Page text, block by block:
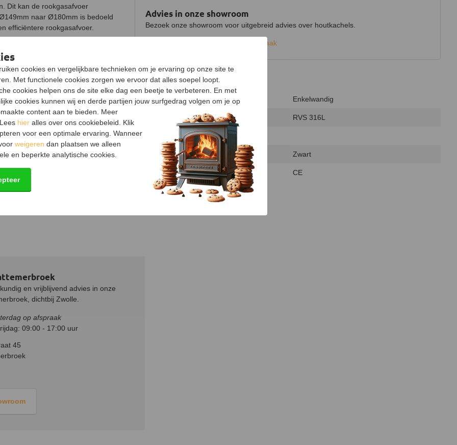
Dit kan de rookgasafvoer
naar Ø180mm is bedoeld
efficiëntere rookgasafvoer.
van 150 mm over de
van 180 mm past over de
dat alle verbindingen goed
Advies in onze showroom
Bezoek onze showroom voor uitgebreid advies over houtkachels.
Bekijk showroom en maak een afspraak
Specificaties
Uitvoering
Enkelwandig
RVS 316L
Verjonging
Zwart
Keurmerk CE
en vrijblijvend advies in onze
dichtbij Zwolle.
op afspraak
09:00 - 17:00 uur
45
cookies en vergelijkbare technieken om je ervaring op onze site te
Met functionele cookies zorgen we ervoor dat alles soepel loopt.
cookies helpen ons de site elke dag een beetje te verbeteren. En met
cookies kunnen wij en derde partijen jouw surfgedrag volgen om je op
content aan te bieden. Meer
hier alles over ons cookiebeleid. Klik
voor een optimale ervaring. Wanneer
weigeren dan plaatsen we alleen
en beperkte analytische cookies.